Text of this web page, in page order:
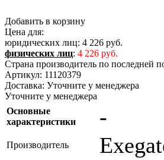
Добавить в корзину
Цена для:
юридических лиц: 4 226 руб.
физических лиц: 4 226 руб.
Страна производитель по последней
Артикул: 11120379
Доставка: Уточните у менеджера
Уточните у менеджера
Основные
характеристики
-
Производитель